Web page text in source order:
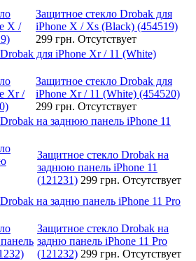
Защитное стекло Drobak для
iPhone X / Xs (Black) (454519)
299 грн. Отсутствует
для iPhone Xr / 11 (White)
Защитное стекло Drobak для
iPhone Xr / 11 (White) (454520)
299 грн. Отсутствует
на заднюю панель iPhone 11
Защитное стекло Drobak на
заднюю панель iPhone 11
(121231) 299 грн. Отсутствует
на задню панель iPhone 11 Pro
Защитное стекло Drobak на
задню панель iPhone 11 Pro
(121232) 299 грн. Отсутствует